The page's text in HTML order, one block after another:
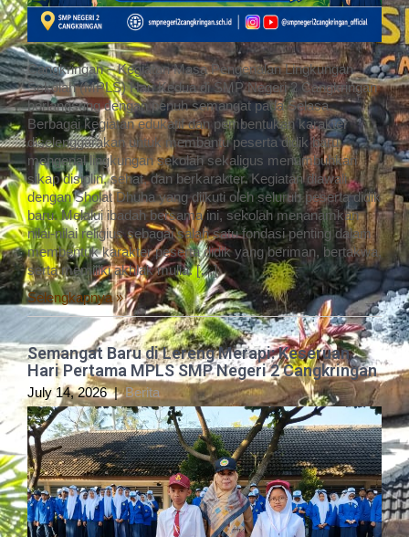
Cangkringan – Kegiatan Masa Pengenalan Lingkungan
Sekolah (MPLS) Hari Kedua di SMP Negeri 2 Cangkringan
berlangsung dengan penuh semangat pada Selasa.
Berbagai kegiatan edukatif dan pembentukan karakter
diselenggarakan untuk membantu peserta didik baru
mengenal lingkungan sekolah sekaligus menumbuhkan
sikap disiplin, sehat, dan berkarakter. Kegiatan diawali
dengan Sholat Dhuha yang diikuti oleh seluruh peserta didik
baru. Melalui ibadah bersama ini, sekolah menanamkan
nilai-nilai religius sebagai salah satu fondasi penting dalam
membentuk karakter peserta didik yang beriman, bertakwa,
serta memiliki akhlak mulia. […]
Selengkapnya »
Semangat Baru di Lereng Merapi: Keseruan
Hari Pertama MPLS SMP Negeri 2 Cangkringan
July 14, 2026 |Berita